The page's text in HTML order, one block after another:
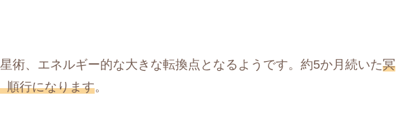
術、エネルギー的な大きな転換点となるようです。約5か月続いた冥
順行になります。